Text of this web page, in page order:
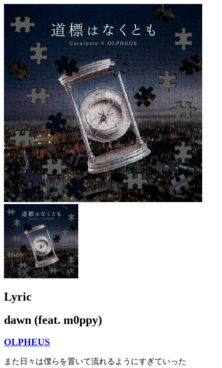
Lyric
dawn (feat. m0ppy)
OLPHEUS
また日々は僕らを置いて流れるようにすぎていった